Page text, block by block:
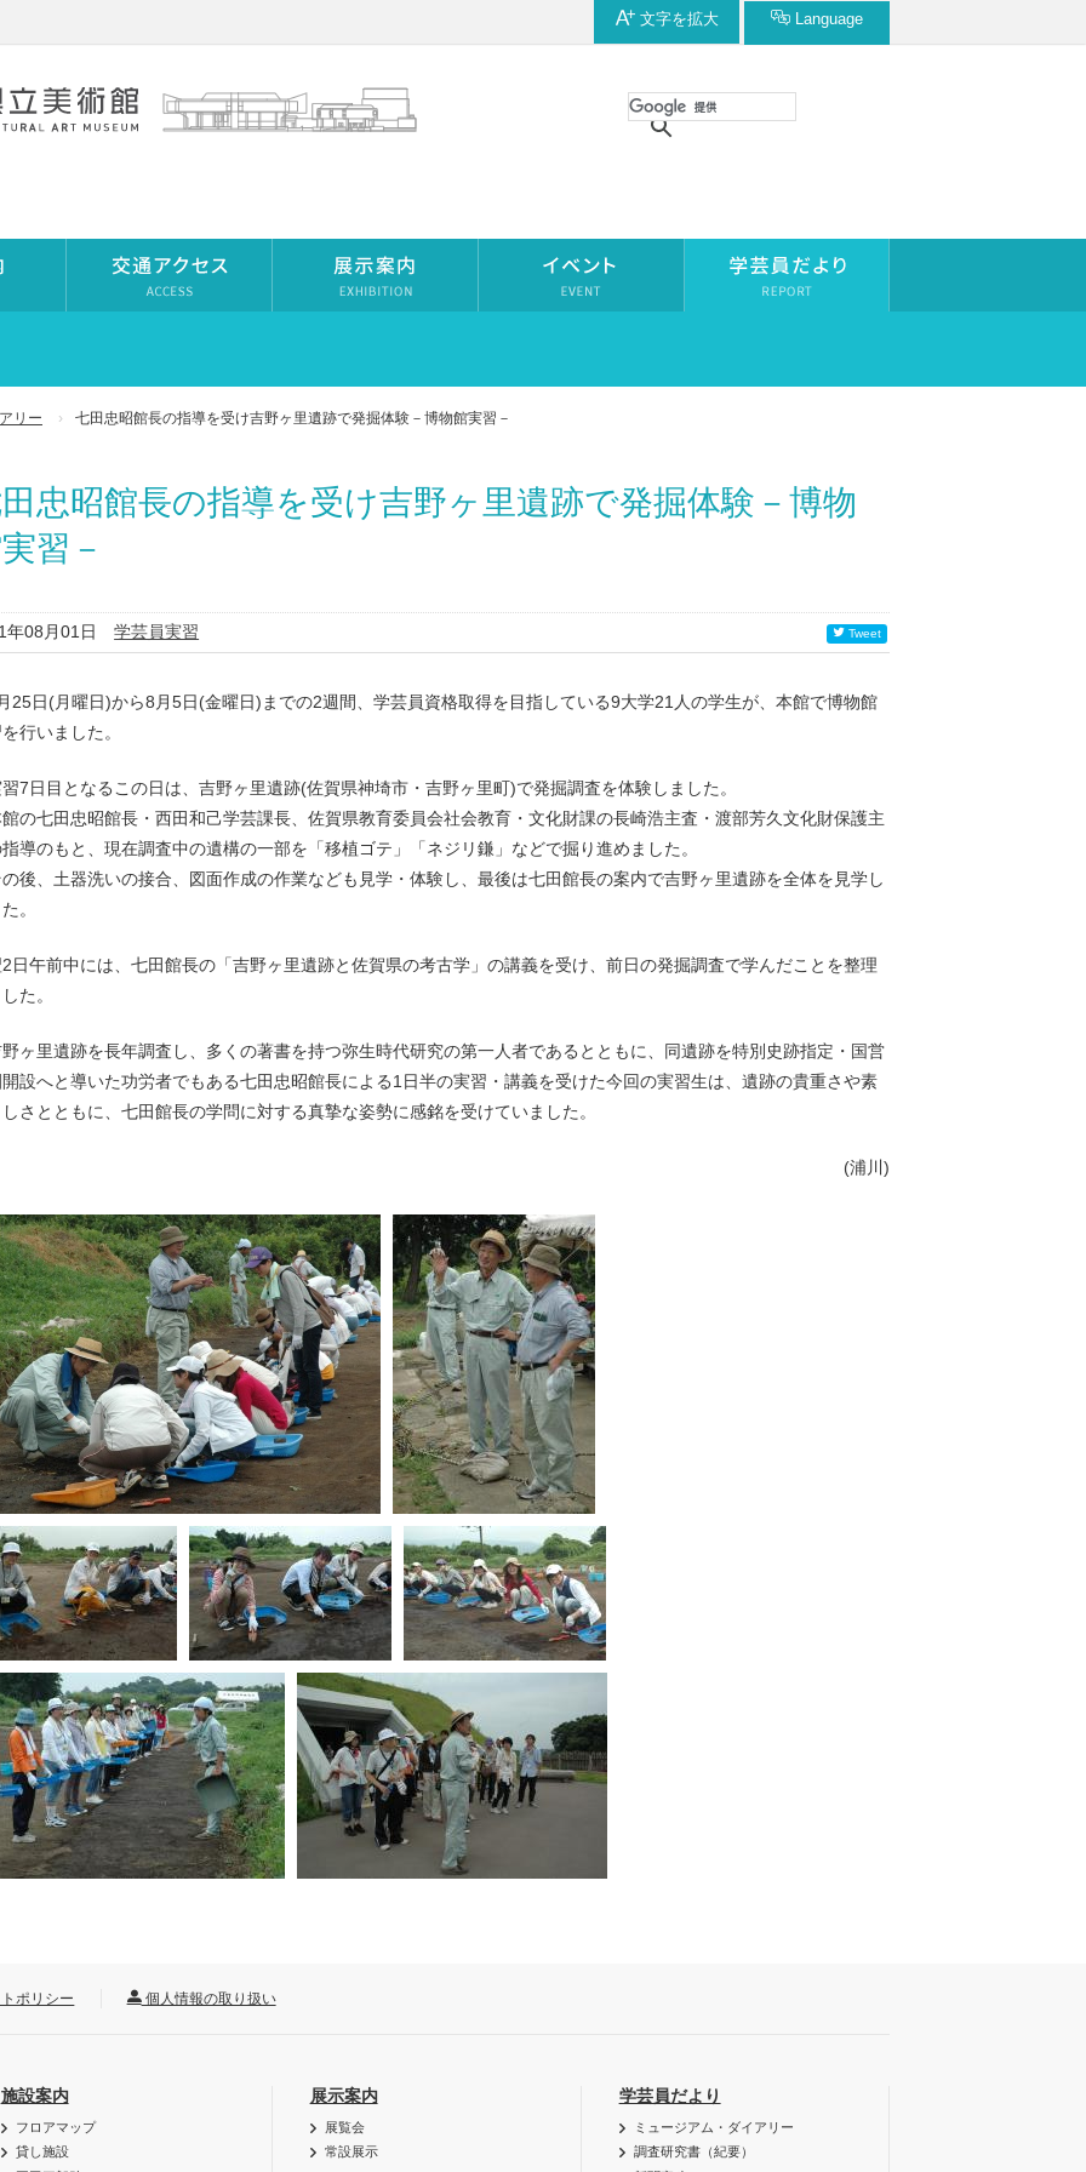
文字を拡大 Language
リー 七田忠昭館長の指導を受け吉野ヶ里遺跡で発掘体験－博物館実習－
忠昭館長の指導を受け吉野ヶ里遺跡で発掘体験－博物
習－
年08月01日学芸員実習 Tweet
日(月曜日)から8月5日(金曜日)までの2週間、学芸員資格取得を目指している9大学21人の学生が、本館で博物館
行いました。
日目となるこの日は、吉野ヶ里遺跡(佐賀県神埼市・吉野ヶ里町)で発掘調査を体験しました。
七田忠昭館長・西田和己学芸課長、佐賀県教育委員会社会教育・文化財課の長崎浩主査・渡部芳久文化財保護主
導のもと、現在調査中の遺構の一部を「移植ゴテ」「ネジリ鎌」などで掘り進めました。
、土器洗いの接合、図面作成の作業なども見学・体験し、最後は七田館長の案内で吉野ヶ里遺跡を全体を見学し
。
午前中には、七田館長の「吉野ヶ里遺跡と佐賀県の考古学」の講義を受け、前日の発掘調査で学んだことを整理
た。
里遺跡を長年調査し、多くの著書を持つ弥生時代研究の第一人者であるとともに、同遺跡を特別史跡指定・国営
設へと導いた功労者でもある七田忠昭館長による1日半の実習・講義を受けた今回の実習生は、遺跡の貴重さや素
さとともに、七田館長の学問に対する真摯な姿勢に感銘を受けていました。
(浦川)
ポリシー 個人情報の取り扱い
施設案内
フロアマップ
貸し施設
展示案内
展覧会
常設展示
学芸員だより
ミュージアム・ダイアリー
調査研究書（紀要）